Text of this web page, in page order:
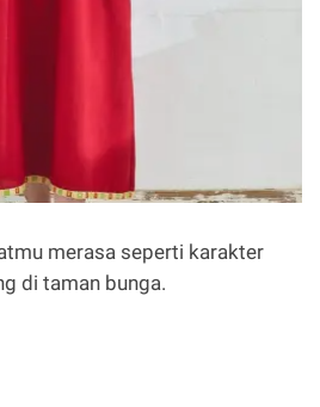
merasa seperti karakter
di taman bunga.